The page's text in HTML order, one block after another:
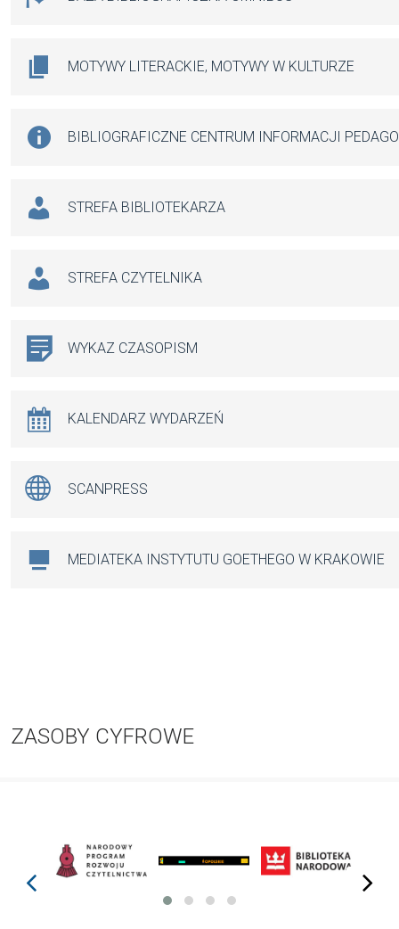
MOTYWY LITERACKIE, MOTYWY W KULTURZE
BIBLIOGRAFICZNE CENTRUM INFORMACJI
STREFA BIBLIOTEKARZA
STREFA CZYTELNIKA
WYKAZ CZASOPISM
KALENDARZ WYDARZEŃ
SCANPRESS
MEDIATEKA INSTYTUTU GOETHEGO W KRAKOWIE
ZASOBY CYFROWE
prev next